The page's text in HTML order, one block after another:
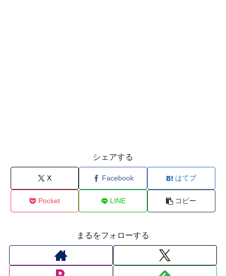
シェアする
X Facebook はてブ
Pocket LINE コピー
まるをフォローする